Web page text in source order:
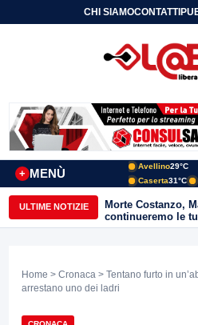
CHI SIAMOCONTATTI
MENÙ
+
Avellino29°C
Caserta31°C
ULTIME NOTIZIE
Morte Costanzo,
continueremo le
Sannio
Home > Cronaca > Tentano furto in
arrestano uno dei ladri